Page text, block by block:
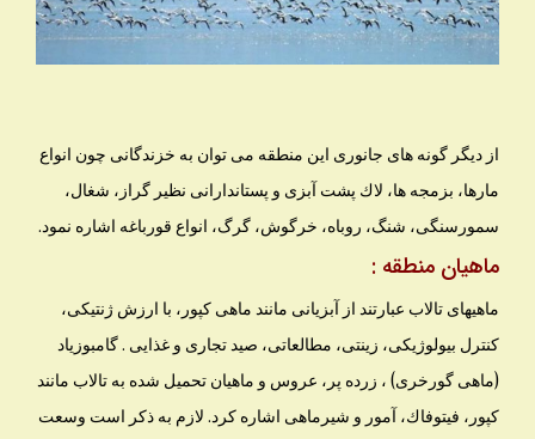
از ديگر گونه هاى جانورى اين منطقه مى توان به خزندگانى چون انواع
مارها، بزمجه ها، لاك پشت آبزى و پستاندارانى نظير گراز، شغال،
سمورسنگى، شنگ، روباه، خرگوش، گرگ، انواع قورباغه اشاره نمود.
ماهیان منطقه :
ماهیهای تالاب عبارتند از آبزیانی مانند ماهی کپور، با ارزش ژنتیکی،
کنترل بیولوژیکی، زینتی، مطالعاتی، صید تجاری و غذایی . گامبوزیاد
(ماهی گورخری) ، زرده پر، عروس و ماهيان تحميل شده به تالاب مانند
كپور، فيتوفاك، آمور و شیرماهی اشاره كرد. لازم به ذكر است وسعت